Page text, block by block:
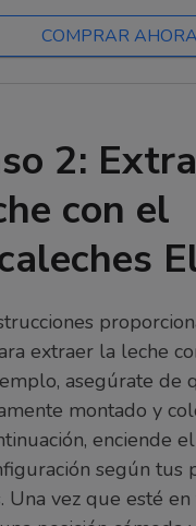
COMPRAR AHORA
2:
con el
extraer la leche
asegúrate de
montado y
enciende
según tus
Una vez que esté